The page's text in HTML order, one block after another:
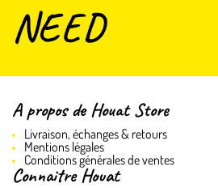
NEED
A propos de Houat Store
Livraison, échanges & retours
Mentions légales
Conditions générales de ventes
Connaitre Houat